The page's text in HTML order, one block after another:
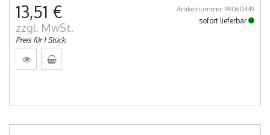
13,51 €
zzgl. MwSt.
Preis für 1 Stück.
Artikelnummer: 99060449
sofort lieferbar